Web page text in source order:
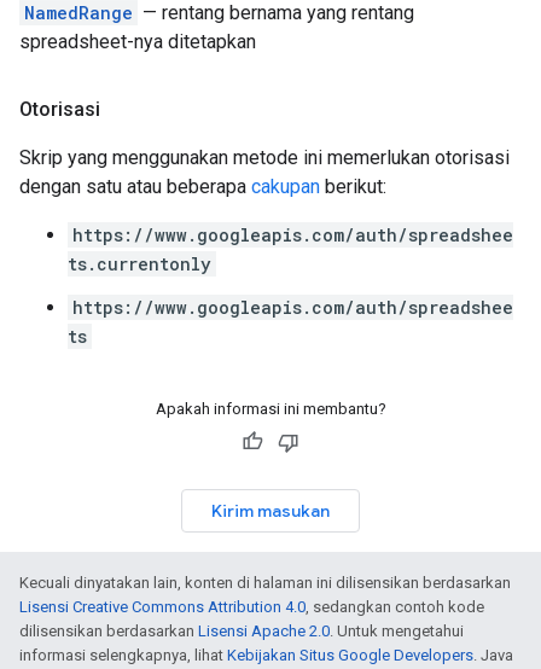
NamedRange — rentang bernama yang rentang
spreadsheet-nya ditetapkan
Otorisasi
Skrip yang menggunakan metode ini memerlukan otorisasi
dengan satu atau beberapa cakupan berikut:
https://www.googleapis.com/auth/spreadshee
ts.currentonly
https://www.googleapis.com/auth/spreadshee
ts
Apakah informasi ini membantu?
Kirim masukan
Kecuali dinyatakan lain, konten di halaman ini dilisensikan berdasarkan
Lisensi Creative Commons Attribution 4.0, sedangkan contoh kode
dilisensikan berdasarkan Lisensi Apache 2.0. Untuk mengetahui
informasi selengkapnya, lihat Kebijakan Situs Google Developers. Java